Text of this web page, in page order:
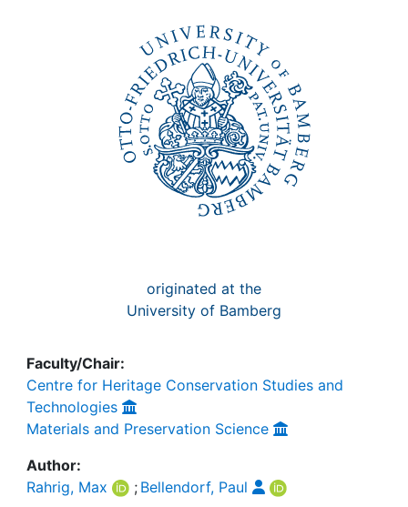
originated at the
University of Bamberg
Faculty/Chair:
Centre for Heritage Conservation Studies and
Technologies
Materials and Preservation Science
Author:
Rahrig, Max
; Bellendorf, Paul